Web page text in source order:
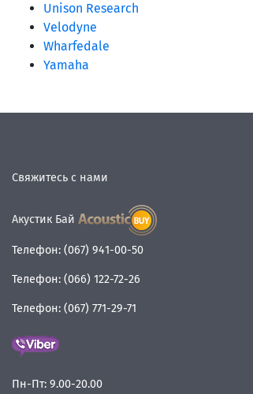
Unison Research
Velodyne
Wharfedale
Yamaha
Свяжитесь с нами
Акустик Бай
Телефон: (067) 941-00-50
Телефон: (066) 122-72-26
Телефон: (067) 771-29-71
Пн-Пт: 9.00-20.00